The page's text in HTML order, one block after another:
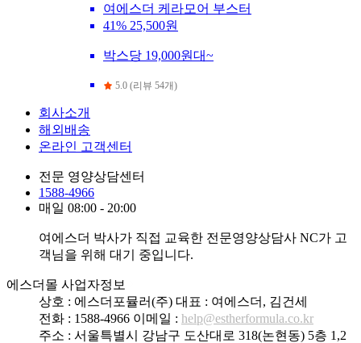
여에스더 케라모어 부스터
41% 25,500원
박스당 19,000원대~
5.0 (리뷰 54개)
회사소개
해외배송
온라인 고객센터
전문 영양상담센터
1588-4966
매일 08:00 - 20:00
여에스더 박사가 직접 교육한 전문영양상담사 NC가 고
객님을 위해 대기 중입니다.
에스더몰 사업자정보
상호 : 에스더포뮬러(주) 대표 : 여에스더, 김건세
전화 : 1588-4966 이메일 : help@estherformula.co.kr
주소 : 서울특별시 강남구 도산대로 318(논현동) 5층 1,2